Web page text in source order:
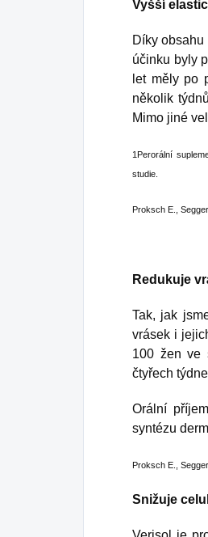
Vyšší
Díky
účinku byly
let měly po
několik
Mimo jiné
1Perorální
studie.
Proksch E.,
Redukuje
Tak, jak
vrásek i
100 žen ve
čtyřech
Orální
syntézu
Proksch E.,
Snižuje